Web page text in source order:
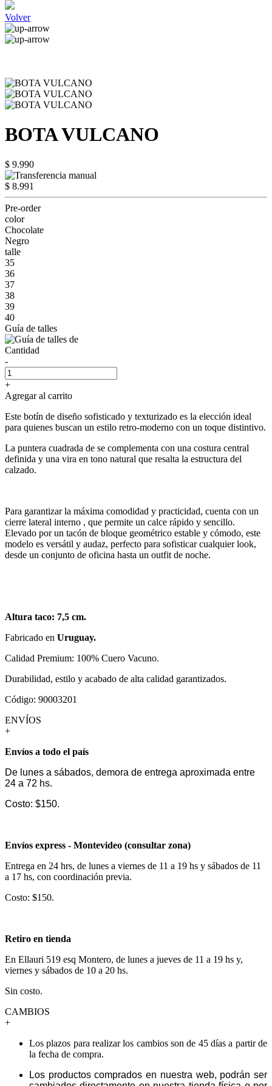
Volver
BOTA VULCANO
$ 9.990
$ 8.991
Pre-order
color
Chocolate
Negro
talle
35
36
37
38
39
40
Guía de talles
Cantidad
-
+
Agregar al carrito
Este botín de diseño sofisticado y texturizado es la elección ideal
para quienes buscan un estilo retro-moderno con un toque distintivo.
La puntera cuadrada de se complementa con una costura central
definida y una vira en tono natural que resalta la estructura del
calzado.
Para garantizar la máxima comodidad y practicidad, cuenta con un
cierre lateral interno , que permite un calce rápido y sencillo.
Elevado por un tacón de bloque geométrico estable y cómodo, este
modelo es versátil y audaz, perfecto para sofisticar cualquier look,
desde un conjunto de oficina hasta un outfit de noche.
Altura taco: 7,5 cm.
Fabricado en Uruguay.
Calidad Premium: 100% Cuero Vacuno.
Durabilidad, estilo y acabado de alta calidad garantizados.
Código: 90003201
ENVÍOS
+
Envíos a todo el país
De lunes a sábados, demora de entrega aproximada entre
24 a 72 hs.
Costo: $150.
Envíos express - Montevideo (consultar zona)
Entrega en 24 hrs, de lunes a viernes de 11 a 19 hs y sábados de 11
a 17 hs, con coordinación previa.
Costo: $150.
Retiro en tienda
En Ellauri 519 esq Montero, de lunes a jueves de 11 a 19 hs y,
viernes y sábados de 10 a 20 hs.
Sin costo.
CAMBIOS
+
Los plazos para realizar los cambios son de 45 días a partir de
la fecha de compra.
Los productos comprados en nuestra web, podrán ser